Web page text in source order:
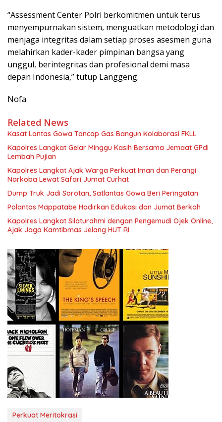
“Assessment Center Polri berkomitmen untuk terus
menyempurnakan sistem, menguatkan metodologi dan
menjaga integritas dalam setiap proses asesmen guna
melahirkan kader-kader pimpinan bangsa yang
unggul, berintegritas dan profesional demi masa
depan Indonesia,” tutup Langgeng.
Nofa
Related News
Kasat Lantas Gowa Tancap Gas Bangun Kolaborasi FKLL
Kapolres Langkat Gelar Minggu Kasih Bersama Jemaat GPdi
Lembah Pujian
Kapolres Langkat Ajak Warga Perkuat Iman dan Perangi
Narkoba Lewat Safari Jumat Curhat
Dump Truk Jadi Sorotan, Satlantas Gowa Beri Peringatan
Polantas Mappatabe Hadirkan Edukasi dan Jumat Berkah
Kapolres Langkat Silaturahmi dengan Pengemudi Ojek Online,
Ajak Jaga Kamtibmas Jelang HUT RI
Perkuat Meritokrasi